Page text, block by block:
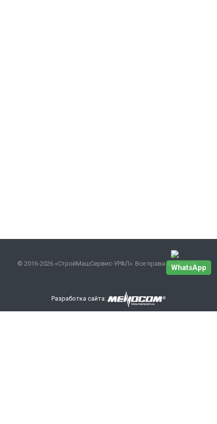
© 2016-2026 «СтройМашСервис-УРАЛ». Все права защищены.
Разработка сайта:
WhatsApp